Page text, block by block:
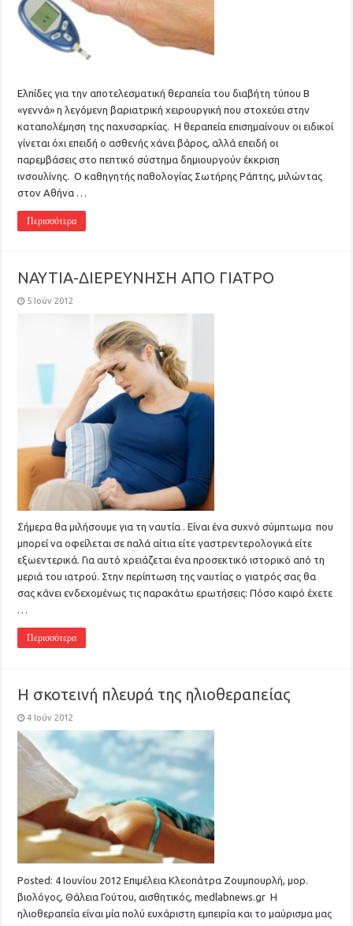
Ελπίδες για την αποτελεσματική θεραπεία του διαβήτη τύπου Β
«γεννά» η λεγόμενη βαριατρική χειρουργική που στοχεύει στην
καταπολέμηση της παχυσαρκίας. Η θεραπεία επισημαίνουν οι ειδικοί
γίνεται όχι επειδή ο ασθενής χάνει βάρος, αλλά επειδή οι
παρεμβάσεις στο πεπτικό σύστημα δημιουργούν έκκριση
ινσουλίνης. Ο καθηγητής παθολογίας Σωτήρης Ράπτης, μιλώντας
στον Αθήνα …
Περισσότερα
ΝΑΥΤΙΑ-ΔΙΕΡΕΥΝΗΣΗ ΑΠΟ ΓΙΑΤΡΟ
5 Ιούν 2012
Σήμερα θα μιλήσουμε για τη ναυτία . Είναι ένα συχνό σύμπτωμα που
μπορεί να οφείλεται σε παλά αίτια είτε γαστρεντερολογικά είτε
εξωεντερικά. Για αυτό χρειάζεται ένα προσεκτικό ιστορικό από τη
μεριά του ιατρού. Στην περίπτωση της ναυτίας ο γιατρός σας θα
σας κάνει ενδεχομένως τις παρακάτω ερωτήσεις: Πόσο καιρό έχετε
Περισσότερα
Η σκοτεινή πλευρά της ηλιοθεραπείας
4 Ιούν 2012
Posted: 4 Ιουνίου 2012 Eπιμέλεια Κλεοπάτρα Ζουμπουρλή, μορ.
βιολόγος, Θάλεια Γούτου, αισθητικός, medlabnews.gr Η
ηλιοθεραπεία είναι μία πολύ ευχάριστη εμπειρία και το μαύρισμα μας